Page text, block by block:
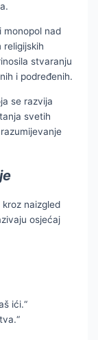
monopol nad
stvaranju
i podređenih.
se razvija
svetih
naizgled
osjećaj
ići.“